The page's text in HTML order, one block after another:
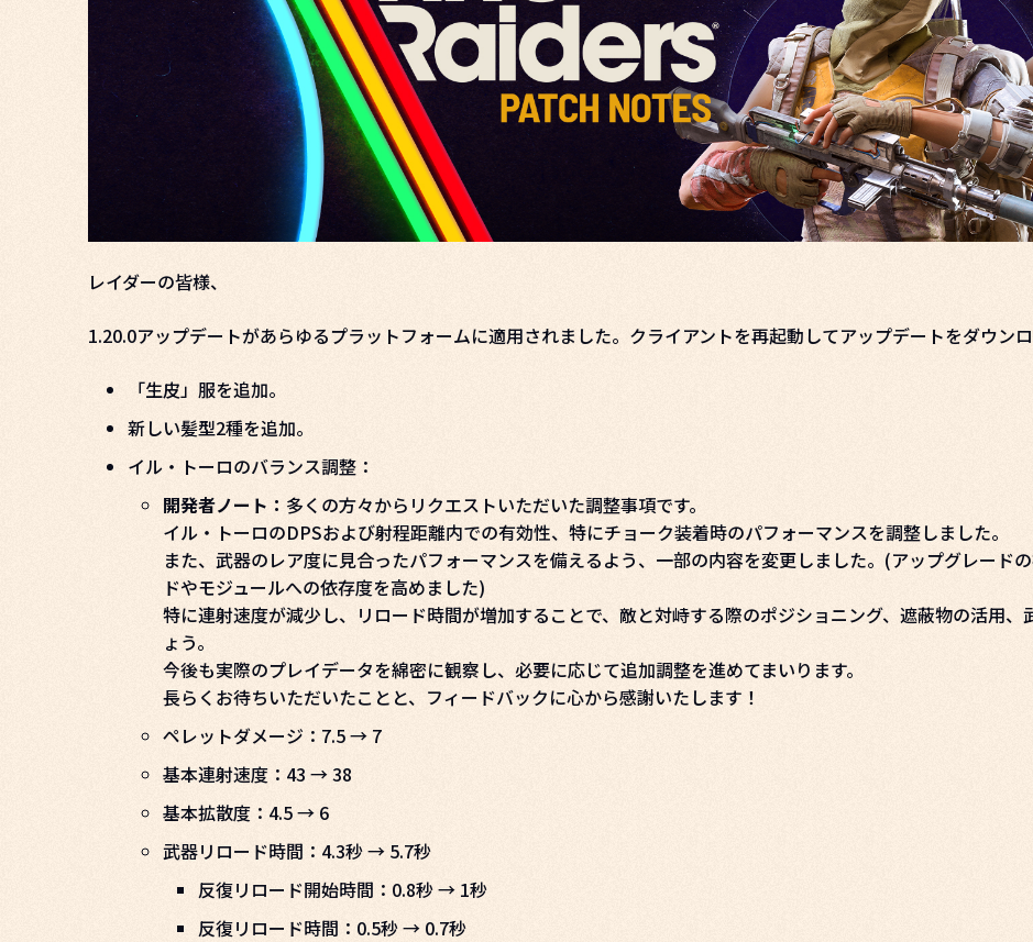
レイダーの皆様、
1.20.0アップデートがあらゆるプラットフォームに適用されました。クライアントを再起動してアップデートをダウンロ
「生皮」服を追加。
新しい髪型2種を追加。
イル・トーロのバランス調整：
開発者ノート： 多くの方々からリクエストいただいた調整事項です。
イル・トーロのDPSおよび射程距離内での有効性、特にチョーク装着時のパフォーマンスを調整しました。
また、武器のレア度に見合ったパフォーマンスを備えるよう、一部の内容を変更しました。(アップグレード
ドやモジュールへの依存度を高めました)
特に連射速度が減少し、リロード時間が増加することで、敵と対峙する際のポジショニング、遮蔽物の活用
ょう。
今後も実際のプレイデータを綿密に観察し、必要に応じて追加調整を進めてまいります。
長らくお待ちいただいたことと、フィードバックに心から感謝いたします！
ペレットダメージ：7.5 → 7
基本連射速度：43 → 38
基本拡散度：4.5 → 6
武器リロード時間：4.3秒 → 5.7秒
反復リロード開始時間：0.8秒 → 1秒
反復リロード時間：0.5秒 → 0.7秒